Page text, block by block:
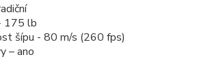
175 lb
šípu - 80 m/s (260 fps)
– ano